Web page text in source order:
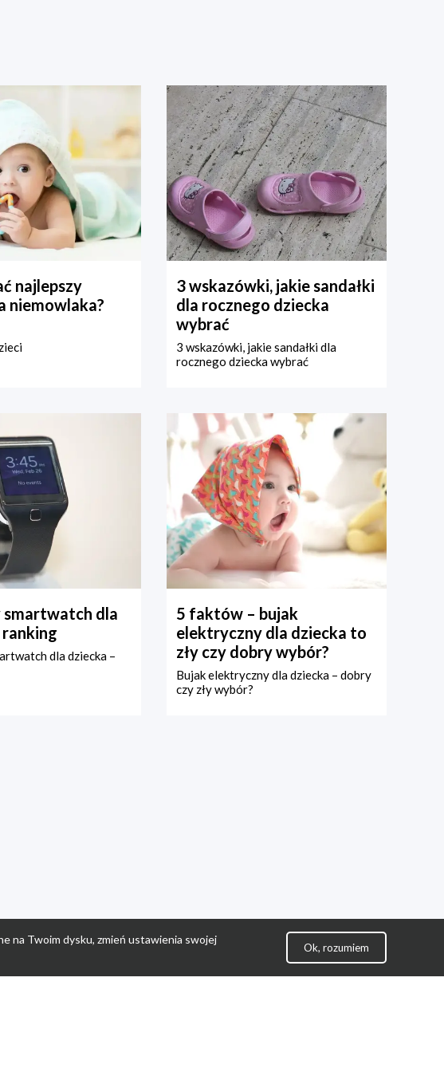
najlepszy
niemowlaka?
3 wskazówki, jakie sandałki
dla rocznego dziecka
wybrać
3 wskazówki, jakie sandałki dla
rocznego dziecka wybrać
smartwatch dla
dla dziecka –
5 faktów – bujak
elektryczny dla dziecka to
zły czy dobry wybór?
Bujak elektryczny dla dziecka – dobry
czy zły wybór?
na Twoim dysku, zmień ustawienia swojej
Ok, rozumiem